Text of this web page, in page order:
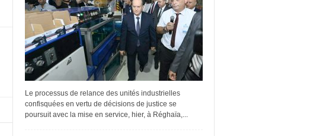
Le processus de relance des unités industrielles
confisquées en vertu de décisions de justice se
poursuit avec la mise en service, hier, à Réghaïa,...